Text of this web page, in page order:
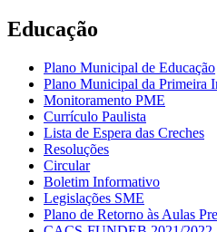
Educação
Plano Municipal de Educação
Plano Municipal da Primeira
Monitoramento PME
Currículo Paulista
Lista de Espera das Creches
Resoluções
Circular
Boletim Informativo
Legislações SME
Plano de Retorno às Aulas